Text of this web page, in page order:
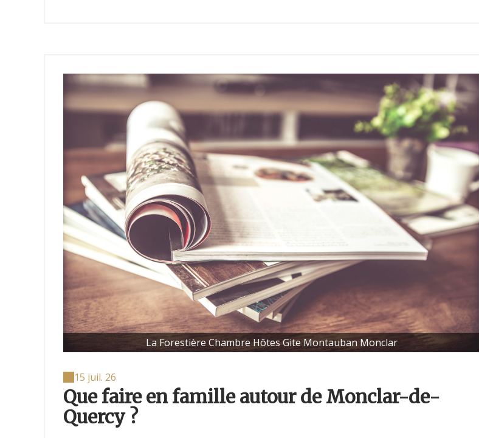
La Forestière Chambre Hôtes Gite Montauban Monclar
15 juil. 26
Que faire en famille autour de Monclar-de-
Quercy ?